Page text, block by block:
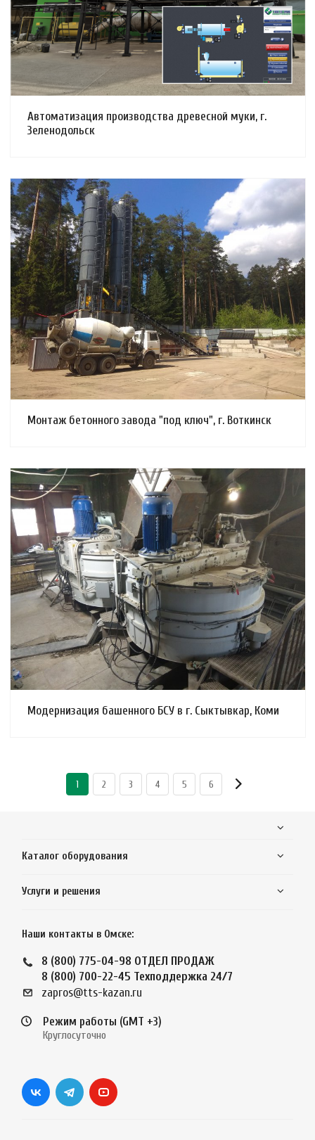
Автоматизация производства древесной муки, г.
Зеленодольск
Смотреть проект
Монтаж бетонного завода "под ключ", г. Воткинск
Смотреть проект
Модернизация башенного БСУ в г. Сыктывкар, Коми
1 2 3 4 5 6
Каталог оборудования
Услуги и решения
Наши контакты в Омске:
8 (800) 775-04-98 ОТДЕЛ ПРОДАЖ
8 (800) 700-22-45 Техподдержка 24/7
zapros@tts-kazan.ru
Режим работы (GMT +3)
Круглосуточно